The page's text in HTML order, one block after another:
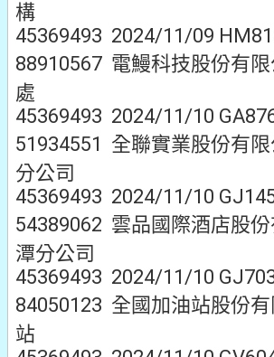
構
45369493 2024/11/09
88910567 電鰻科技股份有
處
45369493 2024/11/10
51934551 全聯實業股份有
分公司
45369493 2024/11/10
54389062 雲品國際酒店股份
潭分公司
45369493 2024/11/10
84050123 全國加油站股份
站